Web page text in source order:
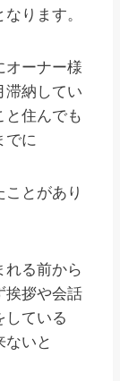
ります。
オーナー様
滞納してい
と住んでも
でに
とがあり
れる前から
挨拶や会話
している
ないと